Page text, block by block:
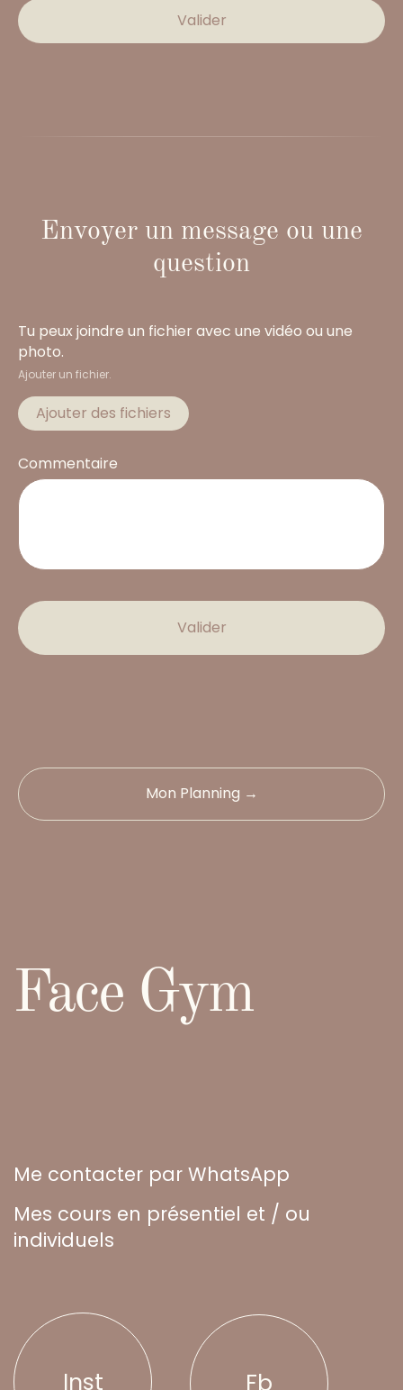
Valider
Envoyer un message ou une
question
Tu peux joindre un fichier avec une vidéo ou une
photo.
Ajouter un fichier.
Ajouter des fichiers
Commentaire
Valider
Mon Planning →